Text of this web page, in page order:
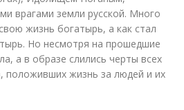
врагами земли русской. Много
жизнь богатырь, а как стал
Но несмотря на прошедшие
а в образе слились черты всех
положивших жизнь за людей и их